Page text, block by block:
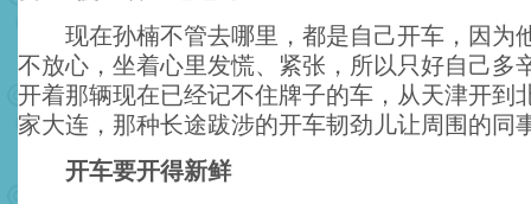
现在孙楠不管去哪里，都是自己开车，因为
不放心，坐着心里发慌、紧张，所以只好自己多
开着那辆现在已经记不住牌子的车，从天津开到
家大连，那种长途跋涉的开车韧劲儿让周围的同
开车要开得新鲜